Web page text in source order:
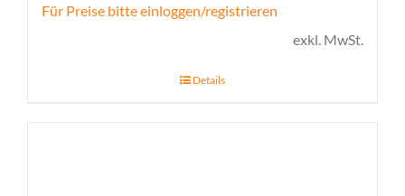
Für Preise bitte einloggen/registrieren
exkl. MwSt.
Details